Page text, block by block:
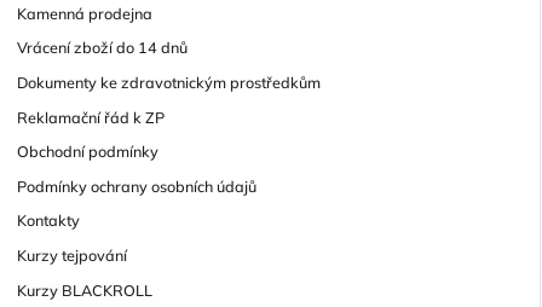
Kamenná prodejna
Vrácení zboží do 14 dnů
Dokumenty ke zdravotnickým prostředkům
Reklamační řád k ZP
Obchodní podmínky
Podmínky ochrany osobních údajů
Kontakty
Kurzy tejpování
Kurzy BLACKROLL